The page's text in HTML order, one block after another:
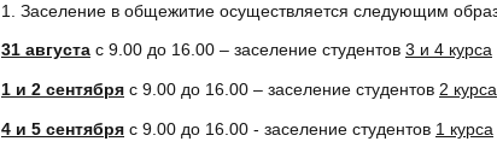
1. Заселение в общежитие осуществляется следующим
31 августа с 9.00 до 16.00 – заселение студентов 3 и 4 курса
1 и 2 сентября с 9.00 до 16.00 – заселение студентов 2 курса
4 и 5 сентября с 9.00 до 16.00 - заселение студентов 1 курса